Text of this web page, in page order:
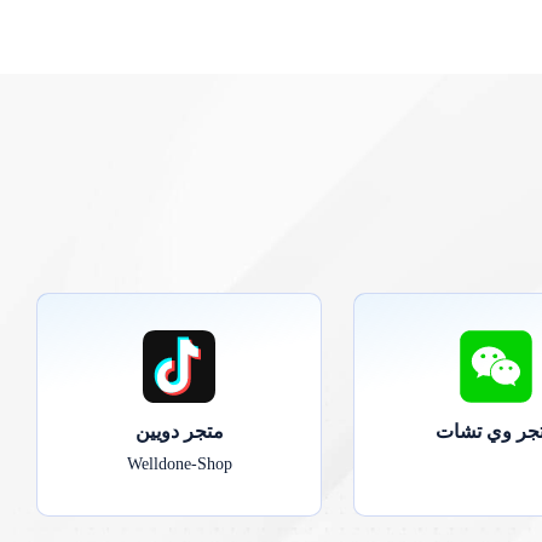
متجر دويين
Welldone-Shop
وي تشات